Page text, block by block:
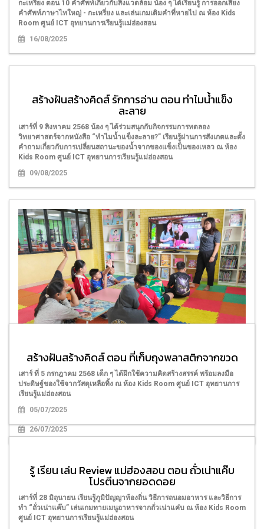
กะเหรี่ยง ตอน 10 คำศัพท์เกี่ยวกับสิ่งแวดล้อม น้อง ๆ ได้เรียนรู้ การออกเสียง
คำศัพท์ภาษาไทใหญ่ - กะเหรี่ยง และเล่นเกมเติมคำที่หายไป ณ ห้อง Kids
Room ศูนย์ ICT อุทยานการเรียนรู้แม่ฮ่องสอน
16/08/2025
สร้างฝันสร้างคิดส์ รักการอ่าน ตอน ทำไมน้ำแข็ง
ละลาย
เสาร์ที่ 9 สิงหาคม 2568 น้อง ๆ ได้ร่วมสนุกกับกิจกรรมการทดลอง
วิทยาศาสตร์จากหนังสือ “ทำไมน้ำแข็งละลาย?” เรียนรู้ผ่านการสังเกตและตั้ง
คำถามเกี่ยวกับการเปลี่ยนสถานะของน้ำจากของแข็งเป็นของเหลว ณ ห้อง
Kids Room ศูนย์ ICT อุทยานการเรียนรู้แม่ฮ่องสอน
09/08/2025
รู้ เรียน เล่น Review แม่ฮ่องสอน ตอน เผ็ด ซ่า ชา ฉุน
"หม่าล่า แม่ฮ่องสอน
เสาร์ที่ 26 กรกฎาคม 2568 น้อง ๆ สนุกกับการเรียนรู้เรื่องราวของ “หม่าล่า”
ร้อน ณ ห้อง Kids Room ศูนย์ ICT อุทยานการเรียนรู้แม่ฮ่องสอน
26/07/2025
สร้างฝันสร้างคิดส์ ตอน ที่เก็บถุงพลาสติกจากขวด
เสาร์ ที่ 5 กรกฎาคม 2568 เด็ก ๆ ได้ฝึกใช้ความคิดสร้างสรรค์ พร้อมลงมือ
ประดิษฐ์ของใช้จากวัสดุเหลือทิ้ง ณ ห้อง Kids Room ศูนย์ ICT อุทยานการ
เรียนรู้แม่ฮ่องสอน
05/07/2025
รู้ เรียน เล่น Review แม่ฮ่องสอน ตอน ถั่วเน่าแค๊บ
โปรตีนจากยอดดอย
เสาร์ที่ 28 มิถุนายน เรียนรู้ภูมิปัญญาท้องถิ่น วิธีการถนอมอาหาร และวิธีการ
ทำ “ถั่วเน่าแค๊บ” เล่นเกมทายเมนูอาหารจากถั่วเน่าแค๋บ ณ ห้อง Kids Room
ศูนย์ ICT อุทยานการเรียนรู้แม่ฮ่องสอน